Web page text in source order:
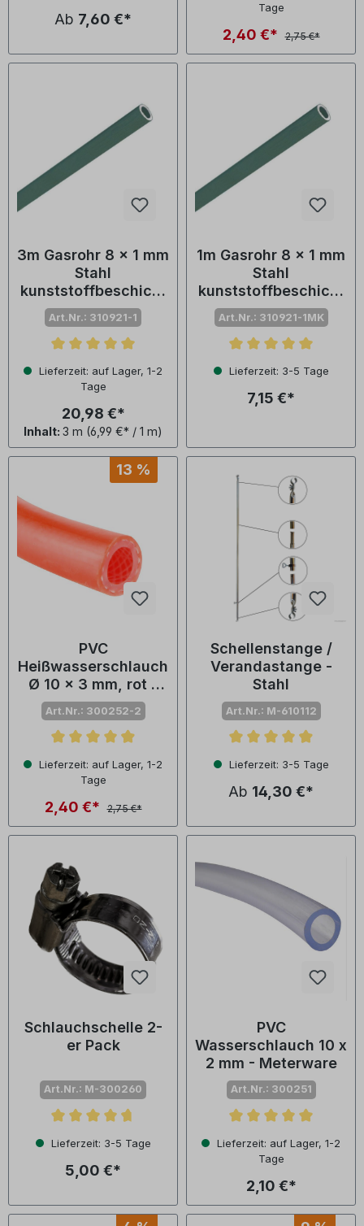
Ab 7,60 €*
Tage
2,40 €* 2,75 €*
3m Gasrohr 8 x 1 mm
Stahl
kunststoffbeschicht
et
Art.Nr.: 310921-1
Durchschnittliche Bewertung von 5 von 5 Sternen
Lieferzeit: auf Lager, 1-2
Tage
Inhalt: 3 m (6,99 €* / 1 m)
20,98 €*
1m Gasrohr 8 x 1 mm
Stahl
kunststoffbeschicht
et
Art.Nr.: 310921-1MK
Durchschnittliche
Lieferzeit: 3-5 Tage
7,15 €*
13 %
PVC
Heißwasserschlauch
Ø 10 x 3 mm, rot -
Meterware
Art.Nr.: 300252-2
Durchschnittliche Bewertung von 4.8 von 5 Sternen
Lieferzeit: auf Lager, 1-2
Tage
2,40 €* 2,75 €*
Schellenstange /
Verandastange -
Stahl
Art.Nr.: M-610112
Durchschnittliche
Lieferzeit: 3-5 Tage
Ab 14,30 €*
Schlauchschelle 2-
er Pack
Art.Nr.: M-300260
Durchschnittliche Bewertung von 4.7 von 5 Sternen
Lieferzeit: 3-5 Tage
5,00 €*
PVC
Wasserschlauch 10 x
2 mm - Meterware
Art.Nr.: 300251
Durchschnittliche
Lieferzeit: auf Lager, 1-2
Tage
2,10 €*